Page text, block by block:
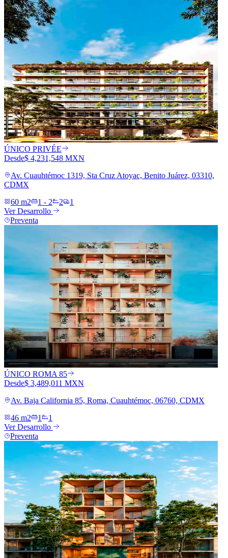
ÚNICO PRIVÉE
Desde$ 4,231,548 MXN
Av. Cuauhtémoc 1319, Sta Cruz Atoyac, Benito Juárez, 03310,
CDMX
60 m2
1 - 2 2
1
Ver Desarrollo
Preventa
ÚNICO ROMA 85
Desde$ 3,489,011 MXN
Av. Baja California 85, Roma, Cuauhtémoc, 06760, CDMX
46 m2
1
1
Ver Desarrollo
Preventa